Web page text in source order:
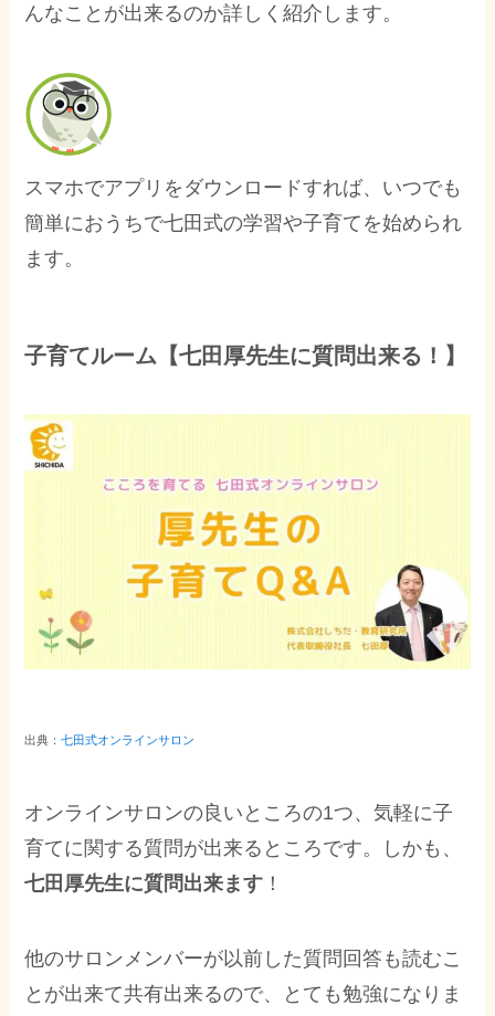
んなことが出来るのか詳しく紹介します。
スマホでアプリをダウンロードすれば、いつでも
簡単におうちで七田式の学習や子育てを始められ
ます。
子育てルーム【七田厚先生に質問出来る！】
出典：七田式オンラインサロン
オンラインサロンの良いところの1つ、気軽に子
育てに関する質問が出来るところです。しかも、
七田厚先生に質問出来ます ！
他のサロンメンバーが以前した質問回答も読むこ
とが出来て共有出来るので、とても勉強になりま